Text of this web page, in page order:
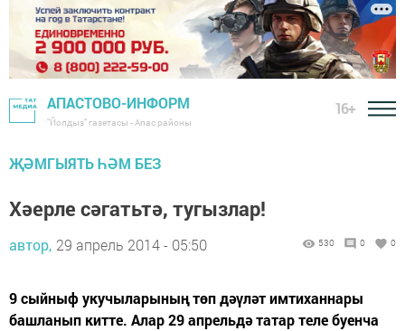
АПАСТОВО-ИНФОРМ
"Йолдыз" газетасы - Апас районы
16+
ҖӘМГЫЯТЬ ҺӘМ БЕЗ
Хәерле сәгатьтә, тугызлар!
автор, 29 апрель 2014 - 05:50 530 0 0
9 сыйныф укучыларының төп дәүләт имтиханнары
башланып китте. Алар 29 апрельдә татар теле буенча